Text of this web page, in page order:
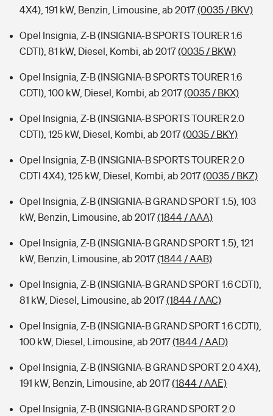
4X4), 191 kW, Benzin, Limousine, ab 2017(0035 / BKV)
Opel Insignia, Z-B (INSIGNIA-B SPORTS TOURER 1.6
CDTI), 81 kW, Diesel, Kombi, ab 2017(0035 / BKW)
Opel Insignia, Z-B (INSIGNIA-B SPORTS TOURER 1.6
CDTI), 100 kW, Diesel, Kombi, ab 2017(0035 / BKX)
Opel Insignia, Z-B (INSIGNIA-B SPORTS TOURER 2.0
CDTI), 125 kW, Diesel, Kombi, ab 2017(0035 / BKY)
Opel Insignia, Z-B (INSIGNIA-B SPORTS TOURER 2.0
CDTI 4X4), 125 kW, Diesel, Kombi, ab 2017(0035 / BKZ)
Opel Insignia, Z-B (INSIGNIA-B GRAND SPORT 1.5), 103
kW, Benzin, Limousine, ab 2017(1844 / AAA)
Opel Insignia, Z-B (INSIGNIA-B GRAND SPORT 1.5), 121
kW, Benzin, Limousine, ab 2017(1844 / AAB)
Opel Insignia, Z-B (INSIGNIA-B GRAND SPORT 1.6 CDTI),
81 kW, Diesel, Limousine, ab 2017(1844 / AAC)
Opel Insignia, Z-B (INSIGNIA-B GRAND SPORT 1.6 CDTI),
100 kW, Diesel, Limousine, ab 2017(1844 / AAD)
Opel Insignia, Z-B (INSIGNIA-B GRAND SPORT 2.0 4X4),
191 kW, Benzin, Limousine, ab 2017(1844 / AAE)
Opel Insignia, Z-B (INSIGNIA-B GRAND SPORT 2.0